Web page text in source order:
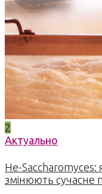
2
Актуально
Не-Saccharomyces:
змінюють сучасне